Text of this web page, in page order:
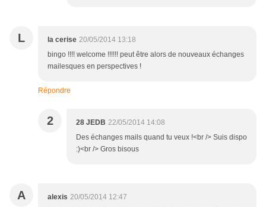
L la cerise 20/05/2014 13:18
bingo !!!! welcome !!!!!! peut être alors de nouveaux échanges
mailesques en perspectives !
Répondre
2 28 JEDB 22/05/2014 14:08
Des échanges mails quand tu veux !<br /> Suis dispo
:)<br /> Gros bisous
A alexis 20/05/2014 12:47